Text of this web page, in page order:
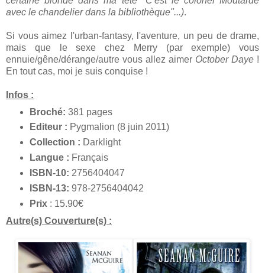
avec le chandelier dans la bibliothèque"...).
Si vous aimez l'urban-fantasy, l'aventure, un peu de drame,
mais que le sexe chez Merry (par exemple) vous
ennuie/gêne/dérange/autre vous allez aimer October Daye !
En tout cas, moi je suis conquise !
Infos :
Broché: 381 pages
Editeur : Pygmalion (8 juin 2011)
Collection : Darklight
Langue : Français
ISBN-10: 2756404047
ISBN-13: 978-2756404042
Prix : 15.90€
Autre(s) Couverture(s) :